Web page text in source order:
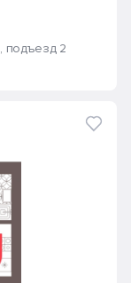
, подъезд 2